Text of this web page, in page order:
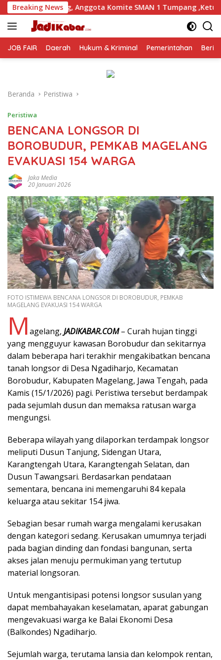
Langsung
ke
konten
Breaking News
Komite SMAN 1 Tumpang ,Ketua DPD IWOI Buka suara
JOB FAIR Daerah Hukum & Kriminal Pemerintahan
Beranda Peristiwa
Peristiwa
BENCANA LONGSOR DI
BOROBUDUR, PEMKAB MAGELANG
EVAKUASI 154 WARGA
Jaka Media
20 Januari 2026
FOTO ISTIMEWA BENCANA LONGSOR DI BOROBUDUR, PEMKAB
MAGELANG EVAKUASI 154 WARGA
Magelang, JADIKABAR.COM– Curah hujan tinggi
yang mengguyur kawasan Borobudur dan sekitarnya
dalam beberapa hari terakhir mengakibatkan bencana
tanah longsor di Desa Ngadiharjo, Kecamatan
Borobudur, Kabupaten Magelang, Jawa Tengah, pada
Kamis (15/1/2026) pagi. Peristiwa tersebut berdampak
pada sejumlah dusun dan memaksa ratusan warga
mengungsi.
Beberapa wilayah yang dilaporkan terdampak longsor
meliputi Dusun Tanjung, Sidengan Utara,
Karangtengah Utara, Karangtengah Selatan, dan
Dusun Tawangsari. Berdasarkan pendataan
sementara, bencana ini memengaruhi 84 kepala
keluarga atau sekitar 154 jiwa.
Sebagian besar rumah warga mengalami kerusakan
dengan kategori sedang. Kerusakan umumnya terjadi
pada bagian dinding dan fondasi bangunan, serta
akses jalan menuju permukiman yang tertutup
material longsoran.
Untuk mengantisipasi potensi longsor susulan yang
dapat membahayakan keselamatan, aparat gabungan
mengevakuasi warga ke Balai Ekonomi Desa
(Balkondes) Ngadiharjo.
Sejumlah warga, terutama lansia dan kelompok rentan,